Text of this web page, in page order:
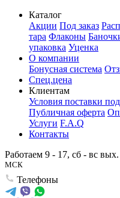
Каталог
Акции Под заказ
тара Флаконы
упаковка Уценка
О компании
Бонусная система
Спец.цена
Клиентам
Условия поставки под
Публичная оферта
Услуги F.A.Q
Контакты
Работаем 9 - 17, сб - вс вых.
МСК
Телефоны